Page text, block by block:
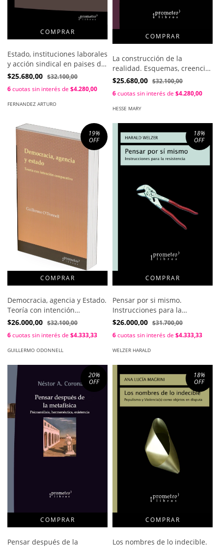
Estado, instituciones laborales
y acción sindical en paises del
mercosur / Arturo Fernandez ;
$25.680,00 $32.100,00
6cuotas sin interés de $4.280,00
FERNANDEZ ARTURO
La construcción de la
realidad. Esquemas, creencias
y consensos / Mary B. Hesse y
$25.680,00 $32.100,00
6cuotas sin interés de $4.280,00
HESSE MARY
19%
OFF
Democracia, agencia y Estado.
Teoría con intención
comparativa 1a ed / Guillermo
$26.000,00 $32.100,00
6cuotas sin interés de $4.333,33
GUILLERMO ODONNELL
18%
OFF
Pensar por si mismo.
Instrucciones para la
resistencia / Harald Welzer
$26.000,00 $31.700,00
6cuotas sin interés de $4.333,33
WELZER HARALD
20%
OFF
Pensar después de la
18%
OFF
Los nombres de lo indecible.